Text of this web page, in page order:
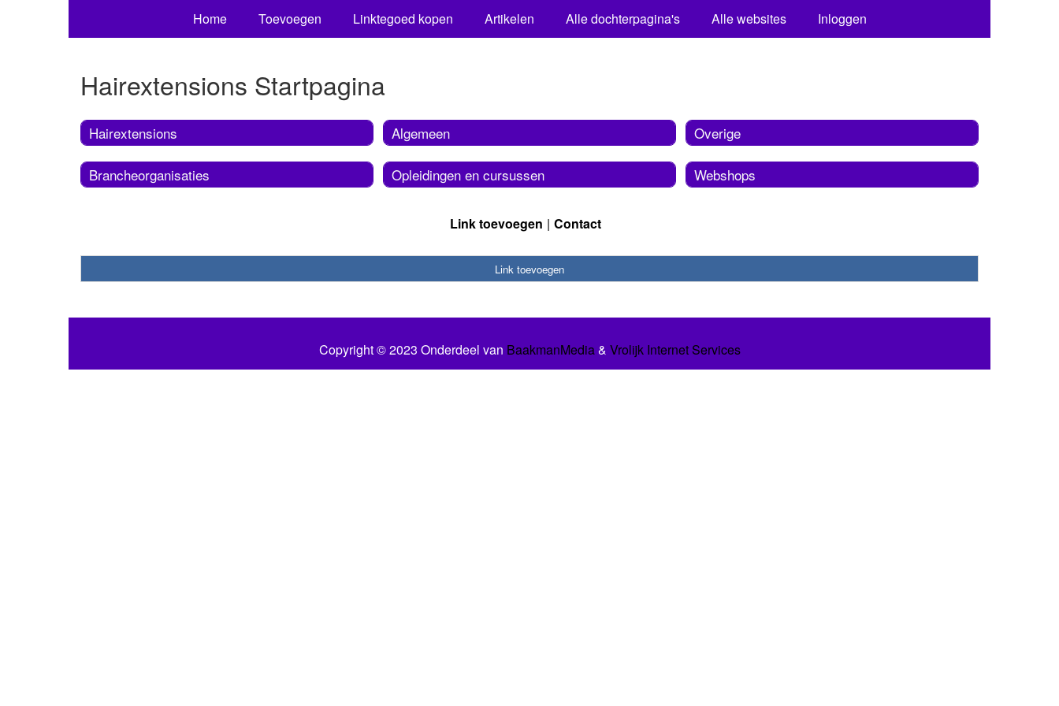
Home Toevoegen Linktegoed kopen Artikelen Alle dochterpagina's Alle websites Inloggen
Hairextensions Startpagina
Hairextensions
Brancheorganisaties
Algemeen
Opleidingen en cursussen
Overige
Webshops
Link toevoegen Contact
Link toevoegen
Copyright © 2023 Onderdeel van BaakmanMedia& Vrolijk Internet Services